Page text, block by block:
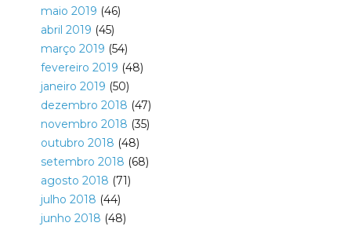
maio 2019 (46)
abril 2019 (45)
março 2019 (54)
fevereiro 2019 (48)
janeiro 2019 (50)
dezembro 2018 (47)
novembro 2018 (35)
outubro 2018 (48)
setembro 2018 (68)
agosto 2018 (71)
julho 2018 (44)
junho 2018 (48)